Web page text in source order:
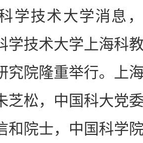
技术大学消息，
学技术大学上海科
究院隆重举行。上
芝松，中国科大党
和院士，中国科学